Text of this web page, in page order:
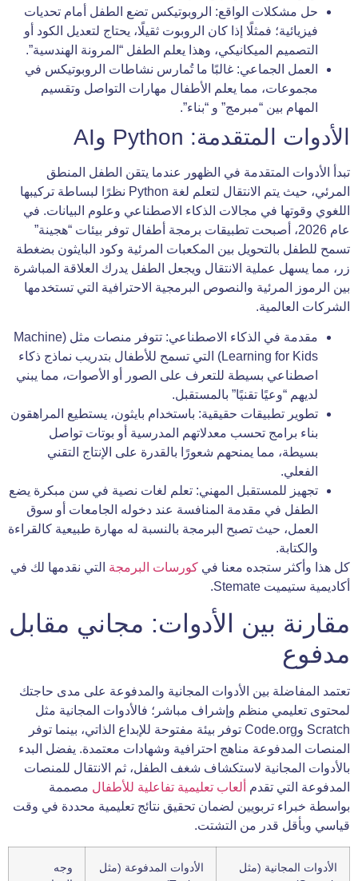
حل مشكلات الواقع: الروبوتيكس تضع الطفل أمام تحديات
فيزيائية؛ فمثلًا إذا كان الروبوت ثقيلًا، يحتاج لتعديل الكود أو
التصميم الميكانيكي، وهذا يعلم الطفل “المرونة الهندسية”.
العمل الجماعي: غالبًا ما تُمارس نشاطات الروبوتيكس في
مجموعات، مما يعلم الأطفال مهارات التواصل وتقسيم
المهام بين “مبرمج” و “بناء”.
الأدوات المتقدمة: Python وAI
تبدأ الأدوات المتقدمة في الظهور عندما يتقن الطفل المنطق
المرئي، حيث يتم الانتقال لتعلم لغة Python نظرًا لبساطة تركيبها
اللغوي وقوتها في مجالات الذكاء الاصطناعي وعلوم البيانات. في
عام 2026، أصبحت تطبيقات برمجة أطفال توفر بيئات “هجينة”
تسمح للطفل بالتحويل بين المكعبات المرئية وكود البايثون بضغطة
زر، مما يسهل عملية الانتقال ويجعل الطفل يدرك العلاقة المباشرة
بين الرموز المرئية والنصوص البرمجية الاحترافية التي تستخدمها
الشركات العالمية.
مقدمة في الذكاء الاصطناعي: تتوفر منصات مثل (Machine
Learning for Kids) التي تسمح للأطفال بتدريب نماذج ذكاء
اصطناعي بسيطة للتعرف على الصور أو الأصوات، مما يبني
لديهم “وعيًا تقنيًا” بالمستقبل.
تطوير تطبيقات حقيقية: باستخدام بايثون، يستطيع المراهقون
بناء برامج تحسب معدلاتهم المدرسية أو بوتات تواصل
بسيطة، مما يمنحهم شعورًا بالقدرة على الإنتاج التقني
الفعلي.
تجهيز للمستقبل المهني: تعلم لغات نصية في سن مبكرة يضع
الطفل في مقدمة المنافسة عند دخوله الجامعات أو سوق
العمل، حيث تصبح البرمجة بالنسبة له مهارة طبيعية كالقراءة
والكتابة.
كل هذا وأكثر ستجده معنا في كورسات البرمجة التي نقدمها لك في
أكاديمية ستيميت Stemate.
مقارنة بين الأدوات: مجاني مقابل
مدفوع
تعتمد المفاضلة بين الأدوات المجانية والمدفوعة على مدى حاجتك
لمحتوى تعليمي منظم وإشراف مباشر؛ فالأدوات المجانية مثل
Scratch وCode.org توفر بيئة مفتوحة للإبداع الذاتي، بينما توفر
المنصات المدفوعة مناهج احترافية وشهادات معتمدة. يفضل البدء
بالأدوات المجانية لاستكشاف شغف الطفل، ثم الانتقال للمنصات
المدفوعة التي تقدم ألعاب تعليمية تفاعلية للأطفال مصممة
بواسطة خبراء تربويين لضمان تحقيق نتائج تعليمية محددة في وقت
قياسي وبأقل قدر من التشتت.
الأدوات المجانية (مثل
الأدوات المدفوعة (مثل
وجه